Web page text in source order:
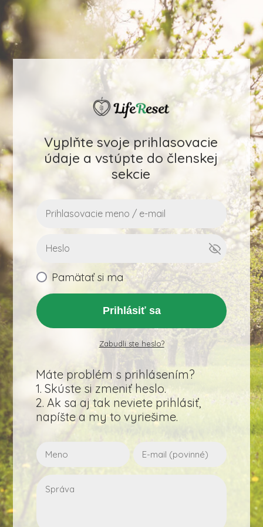
Vyplňte svoje prihlasovacie
údaje a vstúpte do členskej
sekcie
Pamätať si ma
Prihlásiť sa
Zabudli ste heslo?
Máte problém s prihlásením?
1. Skúste si zmeniť heslo.
2. Ak sa aj tak neviete prihlásiť,
napíšte a my to vyriešime.